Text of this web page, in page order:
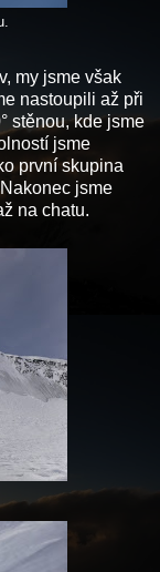
my jsme však
nastoupili až při
stěnou, kde jsme
jsme
první skupina
jsme
na chatu.